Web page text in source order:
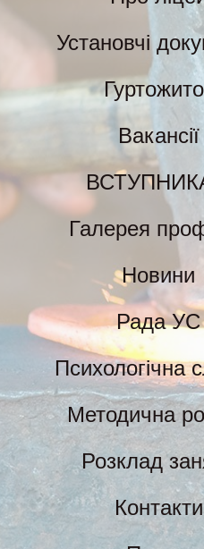
Установчі
Вакансії
Галерея
Новини
Рада УС
Психологічна
Методична
Розклад
Контакти